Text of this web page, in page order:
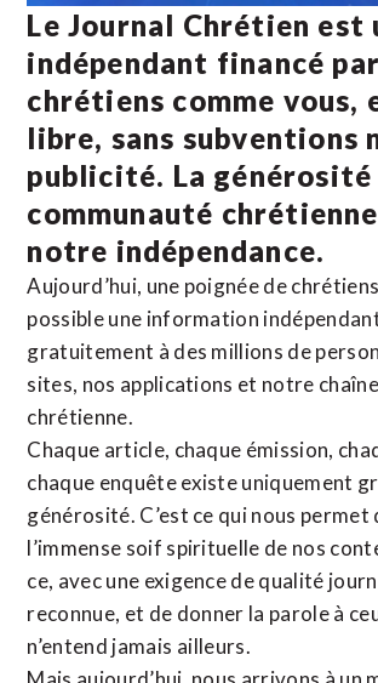
Le Journal Chrétien est
indépendant financé
chrétiens comme vous,
libre, sans subventions
publicité. La générosité
communauté chrétienne
notre indépendance.
Aujourd’hui, une poignée de
possible une information
gratuitement à des millions de
sites, nos applications et notre
chrétienne.
Chaque article, chaque émission,
chaque enquête existe uniquement
générosité. C’est ce qui nous permet
l’immense soif spirituelle de nos
ce, avec une exigence de qualité
reconnue, et de donner la parole à
n’entend jamais ailleurs.